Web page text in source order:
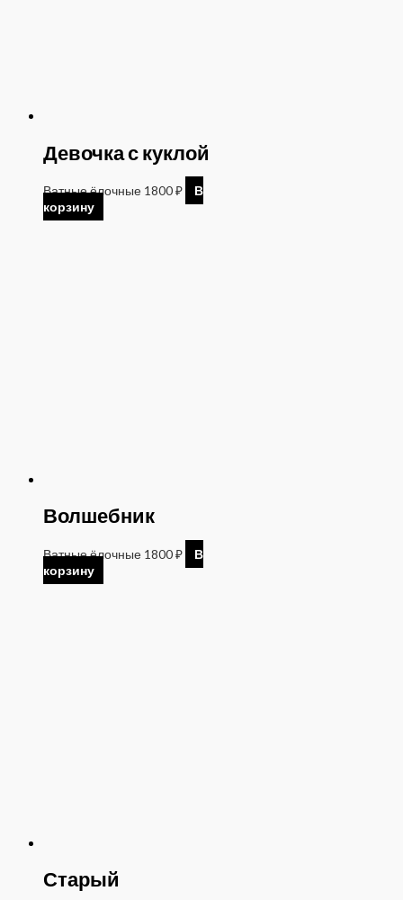
Девочка с куклой
Ватные ёлочные 1800₽
В
корзину
Волшебник
Ватные ёлочные 1800₽
В
корзину
Старый